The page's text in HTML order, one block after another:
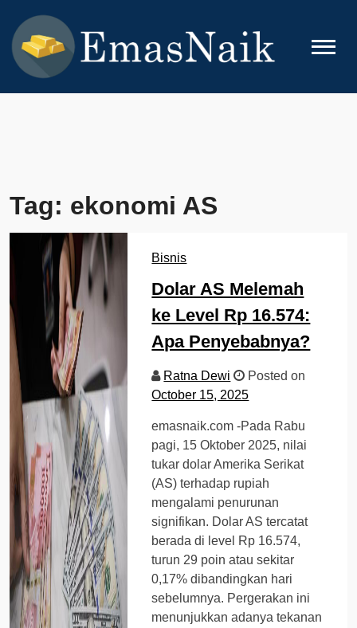
content
EMASNAIK
Topik Seputar Emas
Tag: ekonomi AS
Bisnis
Dolar AS Melemah
ke Level Rp 16.574:
Apa Penyebabnya?
Ratna Dewi
Posted on
October 15, 2025
emasnaik.com -Pada Rabu
pagi, 15 Oktober 2025, nilai
tukar dolar Amerika Serikat
(AS) terhadap rupiah
mengalami penurunan
signifikan. Dolar AS tercatat
berada di level Rp 16.574,
turun 29 poin atau sekitar
0,17% dibandingkan hari
sebelumnya. Pergerakan ini
menunjukkan adanya tekanan